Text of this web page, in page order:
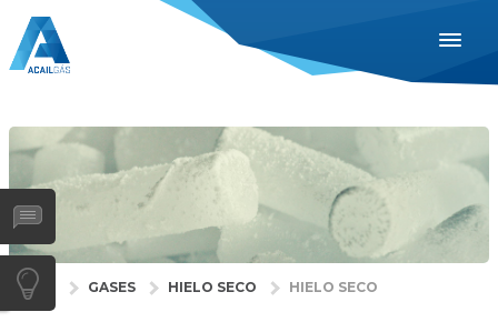
ESPAÑOL
PORTUGUÊS
INDUSTRIAS
SAÚDE
GASES
INÍCIO GASES HIELO SECO HIELO SECO